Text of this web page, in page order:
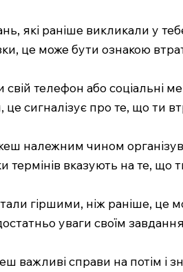
які раніше викликали у
це може бути ознакою
телефон або соціальні
сигналізує про те, що ти
належним чином
термінів вказують на те,
гіршими, ніж раніше, це
уваги своїм
важливі справи на потім